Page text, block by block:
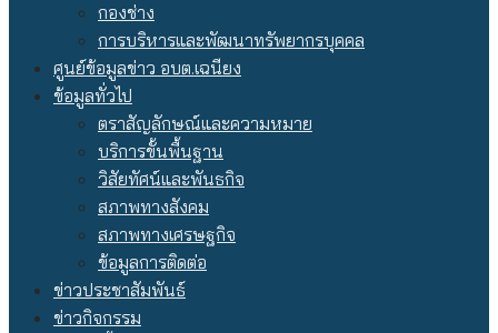
กองช่าง
การบริหารและพัฒนาทรัพยากรบุคคล
ศูนย์ข้อมูลข่าว อบต.เฉนียง
ข้อมูลทั่วไป
ตราสัญลักษณ์และความหมาย
บริการขั้นพื้นฐาน
วิสัยทัศน์และพันธกิจ
สภาพทางสังคม
สภาพทางเศรษฐกิจ
ข้อมูลการติดต่อ
ข่าวประชาสัมพันธ์
ข่าวกิจกรรม